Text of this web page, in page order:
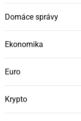
Domáce správy
Ekonomika
Euro
Krypto